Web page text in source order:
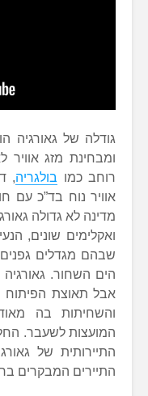
גודלה של גאורגיה
ומבחינת מזג אוויר
רוחב כמו בולגריה,
אוויר נוח בד”כ עם
מדינה לא גדולה
ואקלימים שונים,
שבהם מגדלים
הים השחור. גאורגיה
אבל תאוצת הפיתוח
והשחיתות בה
המועצות לשעבר.
התיירותית של
התיירים המבקרים